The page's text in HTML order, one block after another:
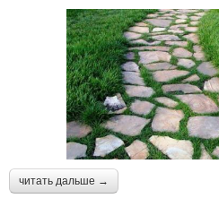
читать дальше →